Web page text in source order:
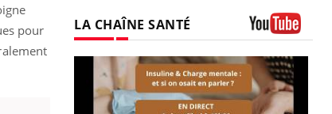
pour
LA CHAÎNE SANTÉ